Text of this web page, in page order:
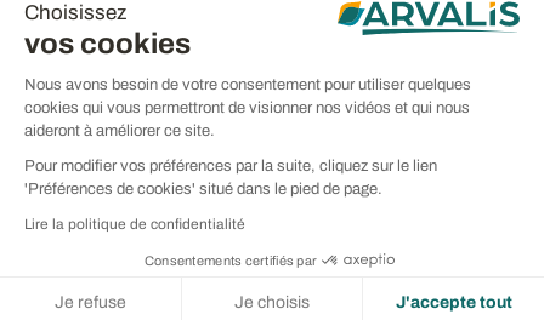
Choisissez
vos cookies
Nous avons besoin de votre consentement pour utiliser quelques
cookies qui vous permettront de visionner nos vidéos et qui nous
aideront à améliorer ce site.
Pour modifier vos préférences par la suite, cliquez sur le lien
'Préférences de cookies' situé dans le pied de page.
Lire la politique de confidentialité
Consentements certifiés par
Je refuse Je choisis J'accepte tout